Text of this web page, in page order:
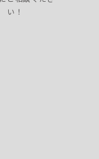
い！